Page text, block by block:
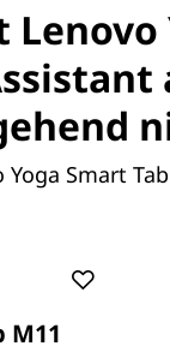
aus
IPS-Display.
wie In-Cell-
steigern die
schädliches
Yoga Smart
M11